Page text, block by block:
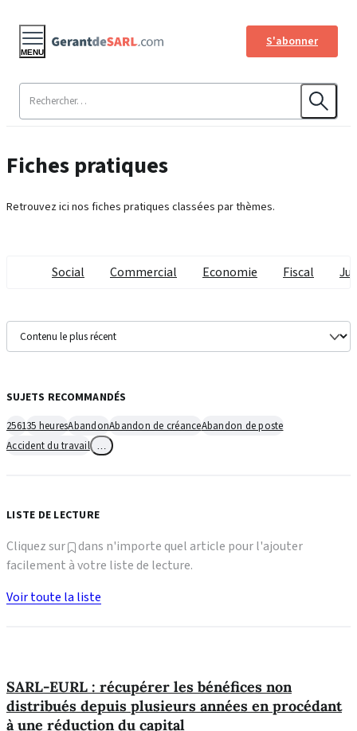
S'abonner
MENU
Fiches pratiques
Retrouvez ici nos fiches pratiques classées par thèmes.
Social Commercial Economie Fiscal
SARL-EURL : récupérer les bénéfices non
distribués depuis plusieurs années en procédant
à une réduction du capital
SUJETS RECOMMANDÉS
256135 heuresAbandonAbandon de créanceAbandon de poste
Accident du travail
LISTE DE LECTURE
Cliquez sur
dans n'importe quel article pour l'ajouter
facilement à votre liste de lecture.
Voir toute la liste